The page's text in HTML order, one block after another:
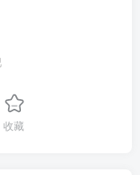
收藏